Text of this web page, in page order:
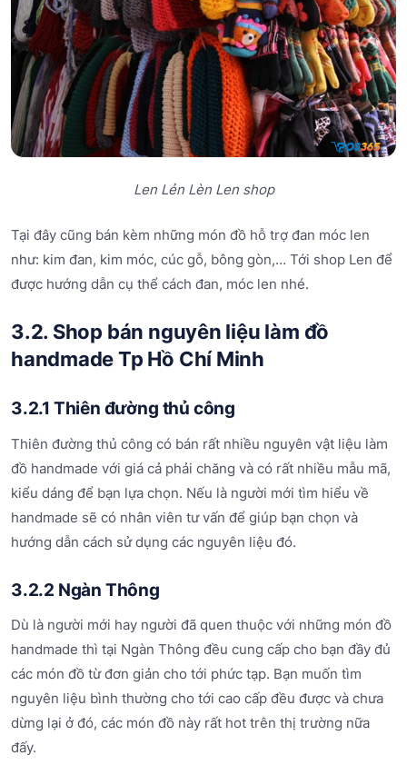
Len Lẻn Lèn Len shop
Tại đây cũng bán kèm những món đồ hỗ trợ đan móc len
như: kim đan, kim móc, cúc gỗ, bông gòn,… Tới shop Len để
được hướng dẫn cụ thể cách đan, móc len nhé.
3.2. Shop bán nguyên liệu làm đồ
handmade Tp Hồ Chí Minh
3.2.1 Thiên đường thủ công
Thiên đường thủ công có bán rất nhiều nguyên vật liệu làm
đồ handmade với giá cả phải chăng và có rất nhiều mẫu mã,
kiểu dáng để bạn lựa chọn. Nếu là người mới tìm hiểu về
handmade sẽ có nhân viên tư vấn để giúp bạn chọn và
hướng dẫn cách sử dụng các nguyên liệu đó.
3.2.2 Ngàn Thông
Dù là người mới hay người đã quen thuộc với những món đồ
handmade thì tại Ngàn Thông đều cung cấp cho bạn đầy đủ
các món đồ từ đơn giản cho tới phức tạp. Bạn muốn tìm
nguyên liệu bình thường cho tới cao cấp đều được và chưa
dừng lại ở đó, các món đồ này rất hot trên thị trường nữa
đấy.